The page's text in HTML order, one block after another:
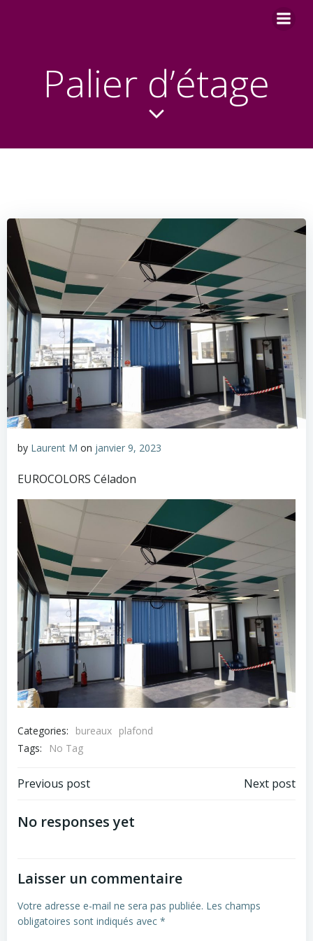
Palier d’étage
by Laurent M on janvier 9, 2023
EUROCOLORS Céladon
Categories: bureaux plafond
Tags:
No Tag
Navigation
de
Previous post
Navigation
Next post
No responses yet
Laisser un commentaire
Votre adresse e-mail ne sera pas publiée. Les champs
obligatoires sont indiqués avec *